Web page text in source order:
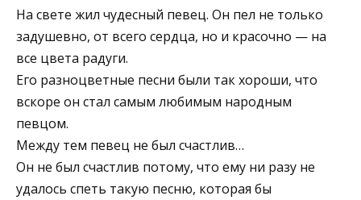
На свете жил чудесный певец. Он пел не только
задушевно, от всего сердца, но и красочно — на
все цвета радуги.
Его разноцветные песни были так хороши, что
вскоре он стал самым любимым народным
певцом.
Между тем певец не был счастлив…
Он не был счастлив потому, что ему ни разу не
удалось спеть такую песню, которая бы